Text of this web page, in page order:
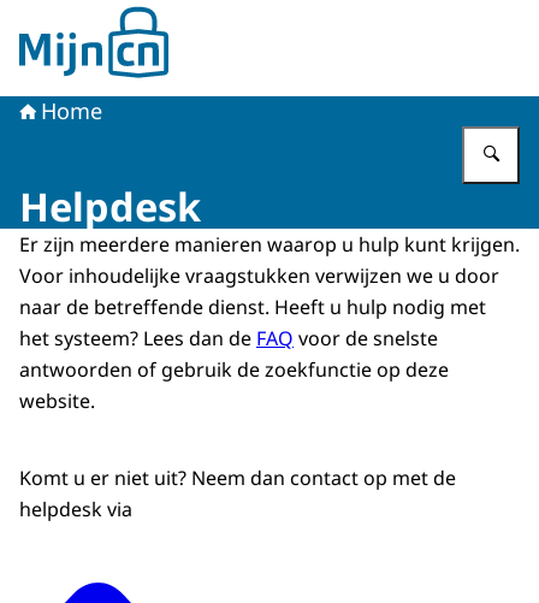
Naar de homepage van MijnCN
Home
Helpdesk
Er zijn meerdere manieren waarop u hulp kunt krijgen.
Voor inhoudelijke vraagstukken verwijzen we u door
naar de betreffende dienst. Heeft u hulp nodig met
het systeem? Lees dan de FAQ voor de snelste
antwoorden of gebruik de zoekfunctie op deze
website.
Komt u er niet uit? Neem dan contact op met de
helpdesk via